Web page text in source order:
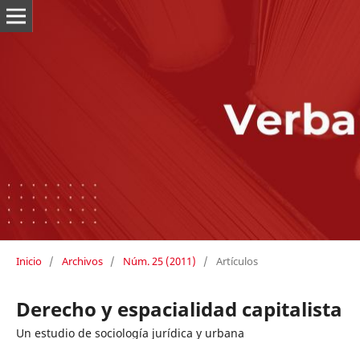
Inicio / Archivos / Núm. 25 (2011) / Artículos
Derecho y espacialidad capitalista
Un estudio de sociología jurídica y urbana